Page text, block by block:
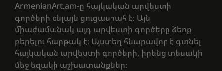
ArmenianArt.am-ը հայկական արվեստի
գործերի օնլայն ցուցասրահ է։ Այն
միաժամանակ այդ արվեստի գործերը ձեռք
բերելու հարթակ է։ Այստեղ հնարավոր է գտնել
հայկական արվեստի գործերի, իրենց տեսակի
մեջ եզակի աշխատանքներ։